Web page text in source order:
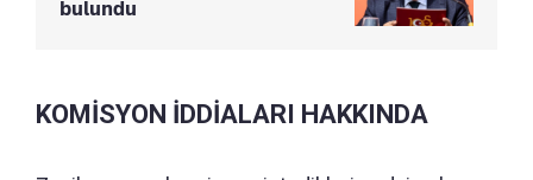
bulundu
KOMİSYON İDDİALARI HAKKINDA